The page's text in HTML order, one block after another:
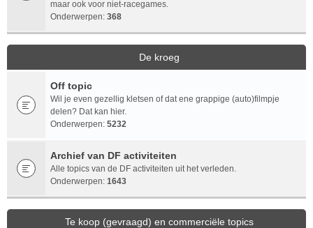
maar ook voor niet-racegames.
Onderwerpen: 368
De kroeg
Off topic
Wil je even gezellig kletsen of dat ene grappige (auto)filmpje
delen? Dat kan hier.
Onderwerpen: 5232
Archief van DF activiteiten
Alle topics van de DF activiteiten uit het verleden.
Onderwerpen: 1643
Te koop (gevraagd) en commerciële topics